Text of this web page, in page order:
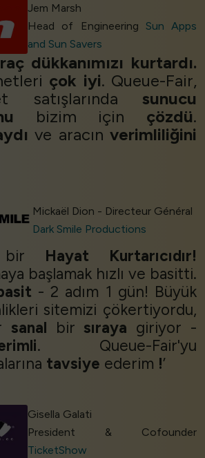
Jem Marsh
Head of Engineering Sun Apps
and Sun Savers
dükkanımızı kurtardı.
çok iyi. Queue-Fair,
satışlarında sunucu
bizim için çözdü.
ve aracın verimliliğini
Mickaël Dion - Directeur Général
Dark Smile Productions
bir Hayat Kurtarıcıdır!
başlamak hızlı ve basitti.
- 2 adım 1 gün! Büyük
sitemizi çökertiyordu,
sanal bir sıraya giriyor -
. Queue-Fair'yu
tavsiye ederim !’
Gisella Galati
President & Cofounder
TicketShow